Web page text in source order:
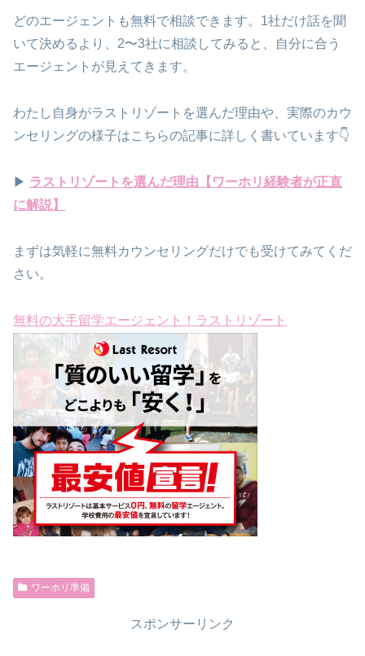
どのエージェントも無料で相談できます。1社だけ話を聞
いて決めるより、2〜3社に相談してみると、自分に合う
エージェントが見えてきます。
わたし自身がラストリゾートを選んだ理由や、実際のカウ
ンセリングの様子はこちらの記事に詳しく書いています👇
▶ ラストリゾートを選んだ理由【ワーホリ経験者が正直
に解説】
まずは気軽に無料カウンセリングだけでも受けてみてくだ
さい。
無料の大手留学エージェント！ラストリゾート
ワーホリ準備
スポンサーリンク